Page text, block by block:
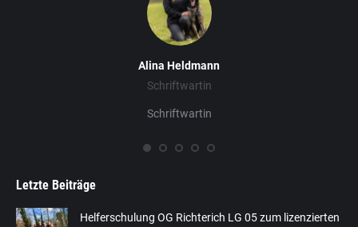
Alina Heldmann
Schriftwartin
Schriftwartin
Letzte Beiträge
Helferschulung OG Richterich LG 05 zum lizenzierten